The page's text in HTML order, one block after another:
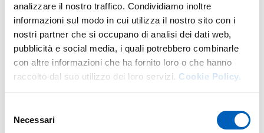
analizzare il nostro traffico. Condividiamo inoltre
informazioni sul modo in cui utilizza il nostro sito con i
nostri partner che si occupano di analisi dei dati web,
pubblicità e social media, i quali potrebbero combinarle
con altre informazioni che ha fornito loro o che hanno
raccolto dal suo utilizzo dei loro servizi. Cookie Policy.
delNecessari
More facility staff at this address
Personale tecnico amministrativo